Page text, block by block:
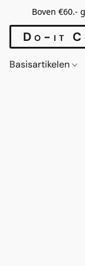
Boven €60.-
Do-it
Basisartikelen